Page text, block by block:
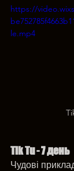
https://
le.mp4
Tik Tu - 7 день
Чудові